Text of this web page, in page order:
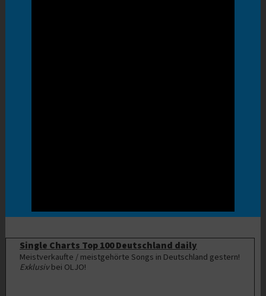
Single Charts Top 100 Deutschland daily
Meistverkaufte / meistgehörte Songs in Deutschland gestern!
Exklusivbei OLJO!